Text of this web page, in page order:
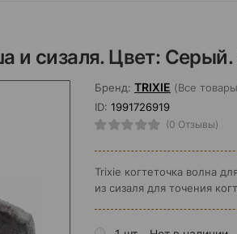
и сизаля. Цвет:
Бренд: TRIXIE (Все
ID: 1991726919
(0 Отзывы)
Trixie когтеточка волна
из сизаля для точения